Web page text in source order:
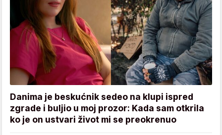
Danima je beskućnik sedeo na klupi ispred
zgrade i buljio u moj prozor: Kada sam otkrila
ko je on ustvari život mi se preokrenuo